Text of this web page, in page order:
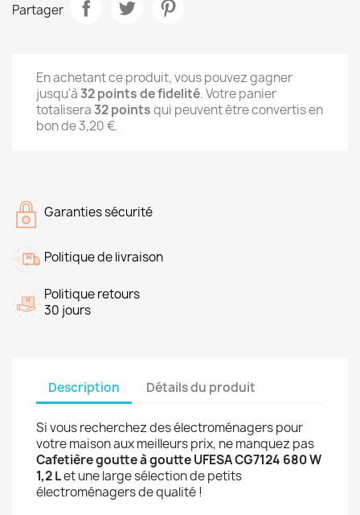
Partager
En achetant ce produit, vous pouvez gagner
jusqu'à32points de fidelité. Votre panier
totalisera32pointsqui peuvent être convertis en
bon de3,20 €.
Garanties sécurité
Politique de livraison
Politique retours
30 jours
Description Détails du produit
Si vous recherchez des électroménagers pour
votre maison aux meilleurs prix, ne manquez pas
Cafetière goutte à goutte UFESA CG7124 680 W
1,2 Let une large sélection de petits
électroménagers de qualité !